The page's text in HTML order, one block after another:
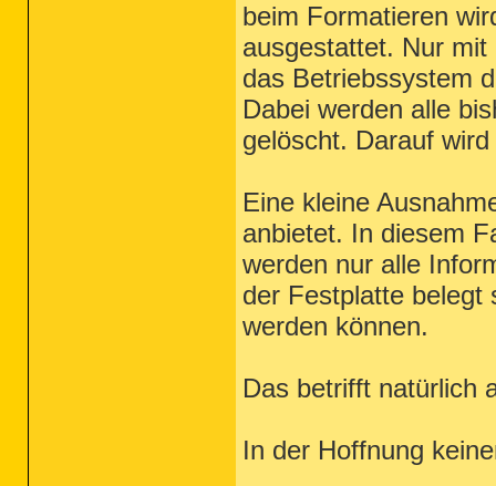
beim Formatieren
ausgestattet. Nur
das Betriebssystem
Dabei werden alle
gelöscht. Darauf
Eine kleine
anbietet. In diesem
werden nur alle
der Festplatte belegt
werden können.
Das betrifft natürlich
In der Hoffnung